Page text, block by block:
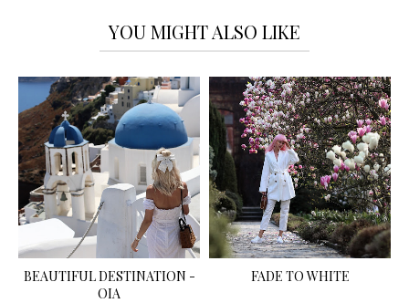
YOU MIGHT ALSO LIKE
BEAUTIFUL DESTINATION -
OIA
FADE TO WHITE